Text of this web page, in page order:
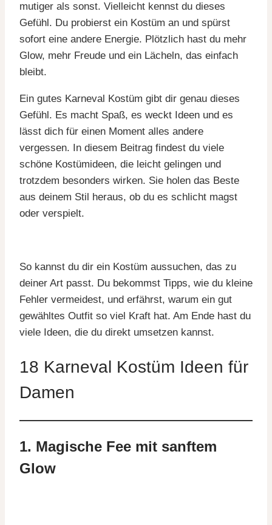
mutiger als sonst. Vielleicht kennst du dieses
Gefühl. Du probierst ein Kostüm an und spürst
sofort eine andere Energie. Plötzlich hast du mehr
Glow, mehr Freude und ein Lächeln, das einfach
bleibt.
Ein gutes Karneval Kostüm gibt dir genau dieses
Gefühl. Es macht Spaß, es weckt Ideen und es
lässt dich für einen Moment alles andere
vergessen. In diesem Beitrag findest du viele
schöne Kostümideen, die leicht gelingen und
trotzdem besonders wirken. Sie holen das Beste
aus deinem Stil heraus, ob du es schlicht magst
oder verspielt.
So kannst du dir ein Kostüm aussuchen, das zu
deiner Art passt. Du bekommst Tipps, wie du kleine
Fehler vermeidest, und erfährst, warum ein gut
gewähltes Outfit so viel Kraft hat. Am Ende hast du
viele Ideen, die du direkt umsetzen kannst.
18 Karneval Kostüm Ideen für
Damen
1. Magische Fee mit sanftem
Glow